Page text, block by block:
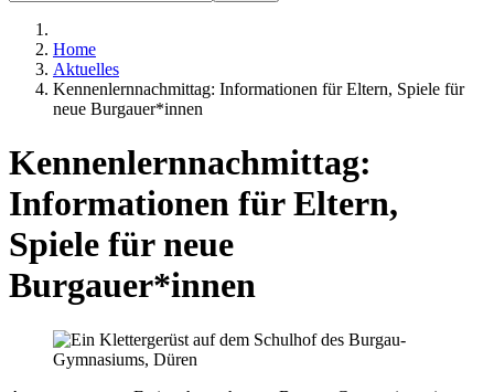
Home
Aktuelles
Kennenlernnachmittag: Informationen für Eltern, Spiele für
neue Burgauer*innen
Kennenlernnachmittag:
Informationen für Eltern,
Spiele für neue
Burgauer*innen